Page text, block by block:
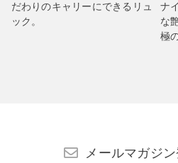
だわりのキャリーにできるリュ
ック。
ナ
な
極
メールマガジ